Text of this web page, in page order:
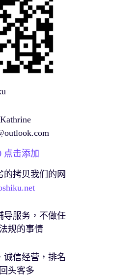
点击添加
的拷贝我们的网
导服务，不做任
规的事情
诚信经营，排名
头客多